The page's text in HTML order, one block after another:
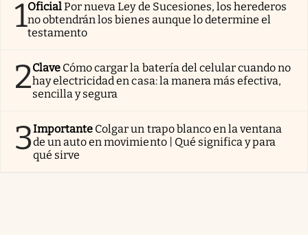
1OficialPor nueva Ley de Sucesiones, los herederos
no obtendrán los bienes aunque lo determine el
testamento
2Clave Cómo cargar la batería del celular cuando no
hay electricidad en casa: la manera más efectiva,
sencilla y segura
3Importante Colgar un trapo blanco en la ventana
de un auto en movimiento | Qué significa y para
qué sirve